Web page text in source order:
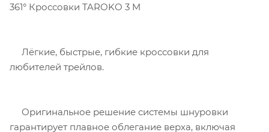
361° Кроссовки TAROKO 3 M
Лёгкие, быстрые, гибкие кроссовки для
любителей трейлов.
Оригинальное решение системы шнуровки
гарантирует плавное облегание верха, включая